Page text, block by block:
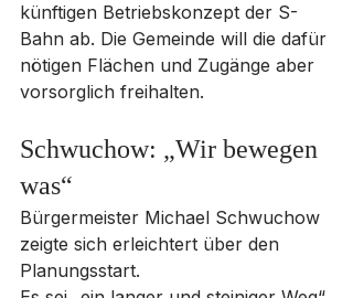
künftigen Betriebskonzept der S-
Bahn ab. Die Gemeinde will die dafür
nötigen Flächen und Zugänge aber
vorsorglich freihalten.
Schwuchow: „Wir bewegen
was“
Bürgermeister Michael Schwuchow
zeigte sich erleichtert über den
Planungsstart.